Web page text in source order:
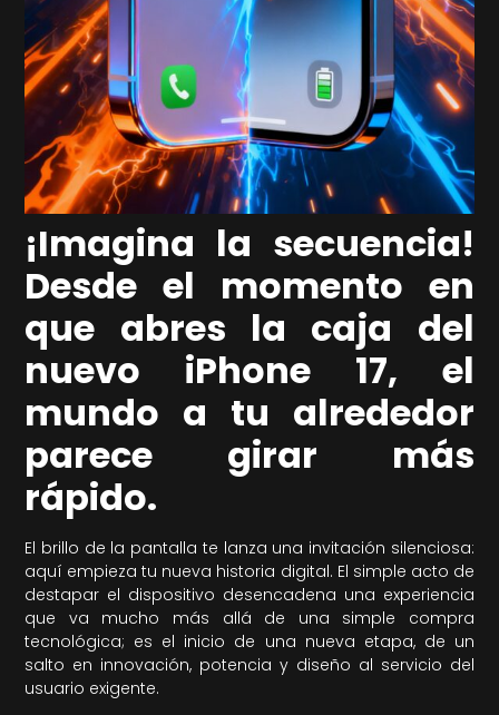
¡Imagina la secuencia!
Desde el momento en
que abres la caja del
nuevo iPhone 17, el
mundo a tu alrededor
parece girar más
rápido.
El brillo de la pantalla te lanza una invitación silenciosa:
aquí empieza tu nueva historia digital. El simple acto de
destapar el dispositivo desencadena una experiencia
que va mucho más allá de una simple compra
tecnológica; es el inicio de una nueva etapa, de un
salto en innovación, potencia y diseño al servicio del
usuario exigente.